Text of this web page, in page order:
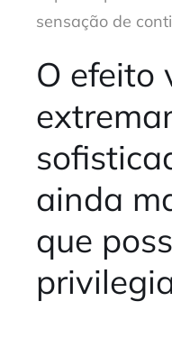
sensação de
O efeito
ainda
que